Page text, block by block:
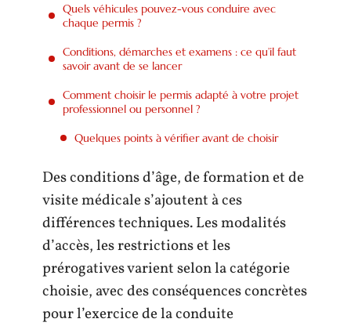
Quels véhicules pouvez-vous conduire avec
chaque permis ?
Conditions, démarches et examens : ce qu’il faut
savoir avant de se lancer
Comment choisir le permis adapté à votre projet
professionnel ou personnel ?
Quelques points à vérifier avant de choisir
Des conditions d’âge, de formation et de
visite médicale s’ajoutent à ces
différences techniques. Les modalités
d’accès, les restrictions et les
prérogatives varient selon la catégorie
choisie, avec des conséquences concrètes
pour l’exercice de la conduite